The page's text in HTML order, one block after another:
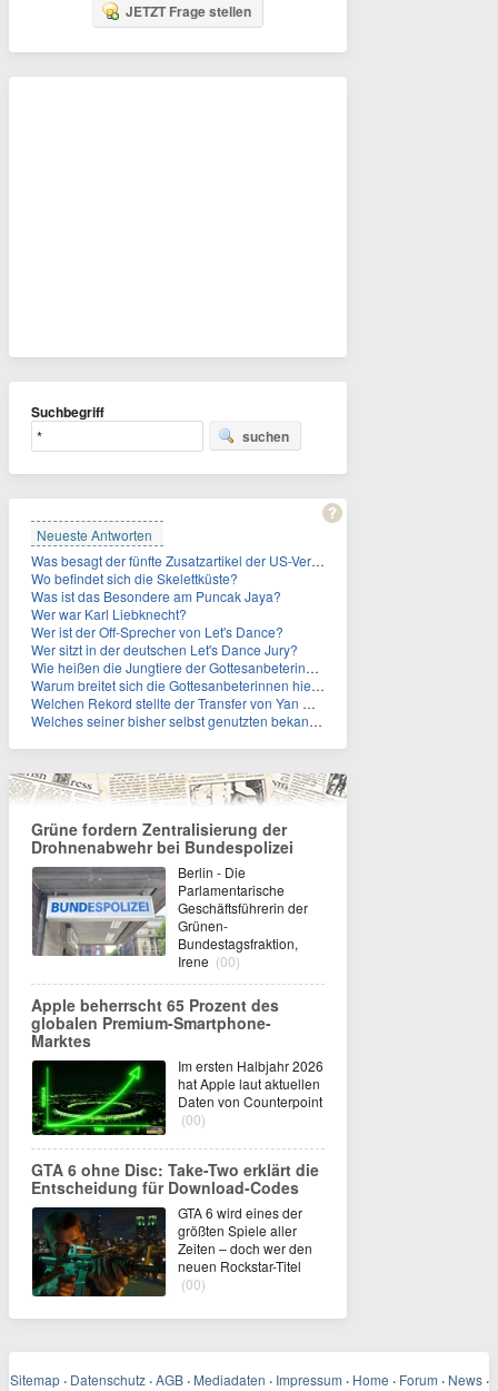
JETZT Frage stellen
Suchbegriff
suchen
Neueste Antworten
Was besagt der fünfte Zusatzartikel der US-Verfassung, auf den sich Fauci berief?
Wo befindet sich die Skelettküste?
Was ist das Besondere am Puncak Jaya?
Wer war Karl Liebknecht?
Wer ist der Off-Sprecher von Let's Dance?
Wer sitzt in der deutschen Let's Dance Jury?
Wie heißen die Jungtiere der Gottesanbeterinnen?
Warum breitet sich die Gottesanbeterinnen hierzulande immer weiter aus?
Welchen Rekord stellte der Transfer von Yan Diomande zudem auf?
Welches seiner bisher selbst genutzten bekannten Gebäude verpachtet der Vatikan nun?
Grüne fordern Zentralisierung der
Drohnenabwehr bei Bundespolizei
Berlin - Die
Parlamentarische
Geschäftsführerin der
Grünen-
Bundestagsfraktion,
Irene (00)
Apple beherrscht 65 Prozent des
globalen Premium-Smartphone-
Marktes
Im ersten Halbjahr 2026
hat Apple laut aktuellen
Daten von Counterpoint
(00)
GTA 6 ohne Disc: Take-Two erklärt die
Entscheidung für Download-Codes
GTA 6 wird eines der
größten Spiele aller
Zeiten – doch wer den
neuen Rockstar-Titel
(00)
Sitemap · Datenschutz · AGB · Mediadaten · Impressum · Home · Forum · News ·